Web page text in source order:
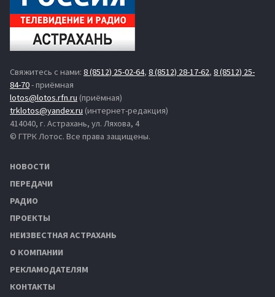
Свяжитесь с нами: 8 (8512) 25-02-64, 8 (8512) 28-17-62, 8 (8512) 25-
84-70- приёмная
lotos@lotos.rfn.ru (приёмная)
trklotos@yandex.ru (интернет-редакция)
414040, г. Астрахань, ул. Ляхова, 4
© ГТРК Лотос. Все права защищены.
НОВОСТИ
ПЕРЕДАЧИ
РАДИО
ПРОЕКТЫ
НЕИЗВЕСТНАЯ АСТРАХАНЬ
О КОМПАНИИ
РЕКЛАМОДАТЕЛЯМ
КОНТАКТЫ